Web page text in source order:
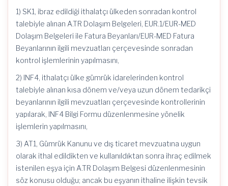
1) SK1, ibraz edildiği ithalatçı ülkeden sonradan kontrol
talebiyle alınan A.TR Dolaşım Belgeleri, EUR.1/EUR-MED
Dolaşım Belgeleri ile Fatura Beyanları/EUR-MED Fatura
Beyanlarının ilgili mevzuatları çerçevesinde sonradan
kontrol işlemlerinin yapılmasını,
2) INF4, ithalatçı ülke gümrük idarelerinden kontrol
talebiyle alınan kısa dönem ve/veya uzun dönem tedarikçi
beyanlarının ilgili mevzuatları çerçevesinde kontrollerinin
yapılarak, INF4 Bilgi Formu düzenlenmesine yönelik
işlemlerin yapılmasını,
3) AT1, Gümrük Kanunu ve dış ticaret mevzuatına uygun
olarak ithal edildikten ve kullanıldıktan sonra ihraç edilmek
istenilen eşya için A.TR Dolaşım Belgesi düzenlenmesinin
söz konusu olduğu; ancak bu eşyanın ithaline ilişkin tevsik